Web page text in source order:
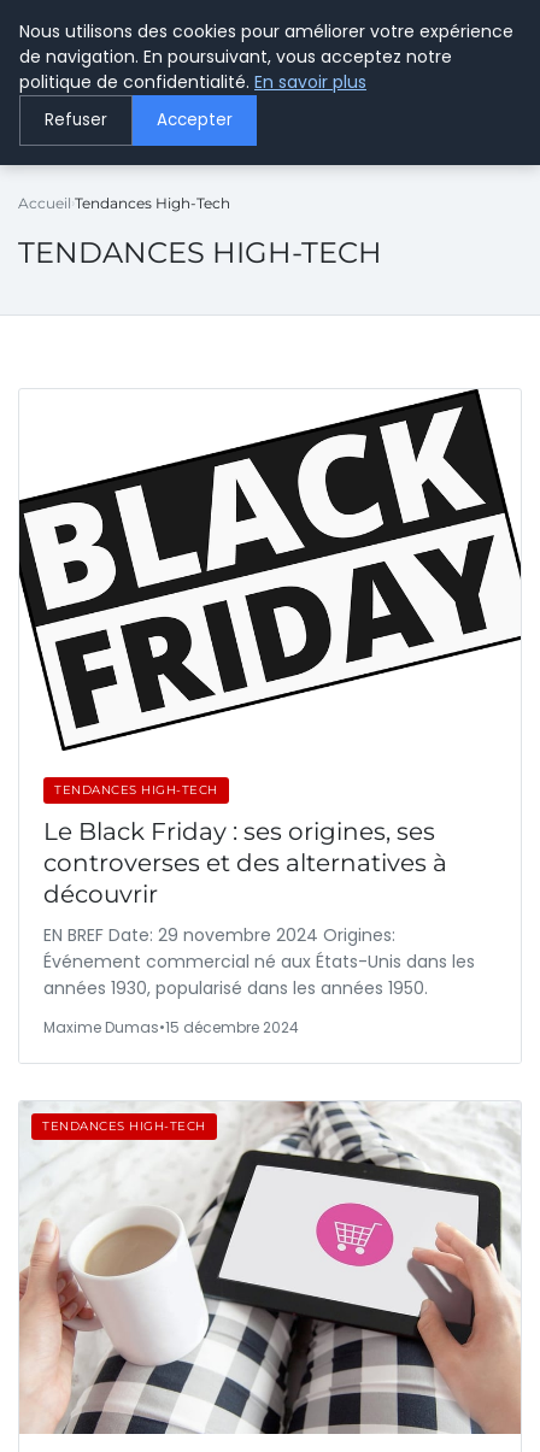
LE WEBMARKETING
Accueil Tendances High-Tech
TENDANCES HIGH-TECH
TENDANCES HIGH-TECH
Le Black Friday : ses origines, ses
controverses et des alternatives à
découvrir
EN BREF Date: 29 novembre 2024 Origines:
Événement commercial né aux États-Unis dans les
années 1930, popularisé dans les années 1950.
Maxime Dumas•15 décembre 2024
TENDANCES HIGH-TECH
Nous utilisons des cookies pour améliorer votre expérience
de navigation. En poursuivant, vous acceptez notre
politique de confidentialité. En savoir plus
Refuser Accepter